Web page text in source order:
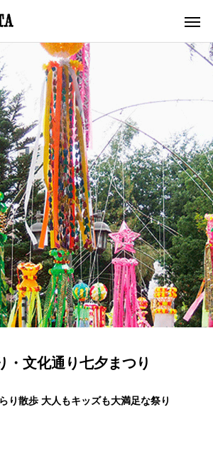
・文化通り七夕まつり
り散歩 大人もキッズも大満足な祭り